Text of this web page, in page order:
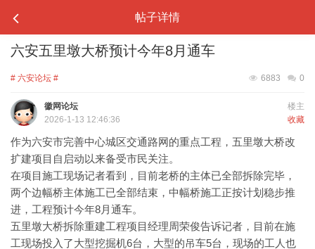
帖子详情
六安五里墩大桥预计今年8月通车
# 六安论坛 # 0
6883
楼主
徽网论坛
收藏
2026-1-13 12:46:36
作为六安市完善中心城区交通路网的重点工程，五里墩大桥改
扩建项目自启动以来备受市民关注。
在项目施工现场记者看到，目前老桥的主体已全部拆除完毕，
两个边幅桥主体施工已全部结束，中幅桥施工正按计划稳步推
进，工程预计今年8月通车。
五里墩大桥拆除重建工程项目经理周荣俊告诉记者，目前在施
工现场投入了大型挖掘机6台，大型的吊车5台，现场的工人也